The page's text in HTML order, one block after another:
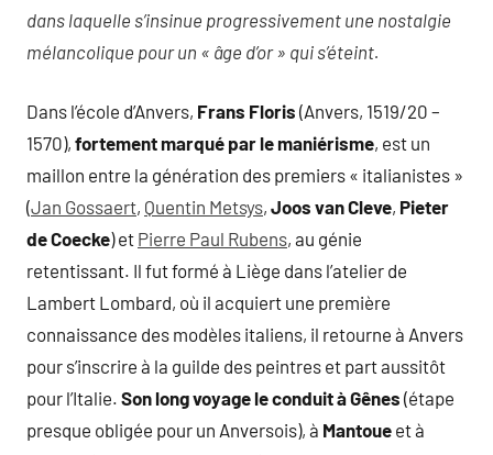
dans laquelle s’insinue progressivement une nostalgie
mélancolique pour un « âge d’or » qui s’éteint.
Dans l’école d’Anvers, Frans Floris (Anvers, 1519/20 –
1570), fortement marqué par le maniérisme, est un
maillon entre la génération des premiers « italianistes »
(Jan Gossaert, Quentin Metsys, Joos van Cleve, Pieter
de Coecke) et Pierre Paul Rubens, au génie
retentissant. Il fut formé à Liège dans l’atelier de
Lambert Lombard, où il acquiert une première
connaissance des modèles italiens, il retourne à Anvers
pour s’inscrire à la guilde des peintres et part aussitôt
pour l’Italie. Son long voyage le conduit à Gênes (étape
presque obligée pour un Anversois), à Mantoue et à